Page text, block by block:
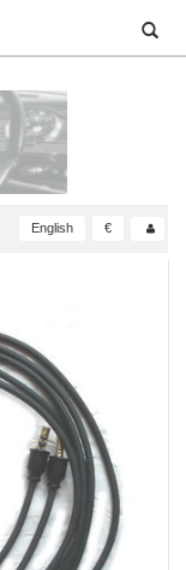
English €